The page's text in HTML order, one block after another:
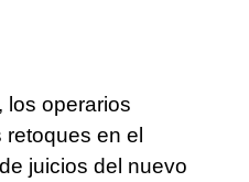
los operarios
retoques en el
juicios del nuevo